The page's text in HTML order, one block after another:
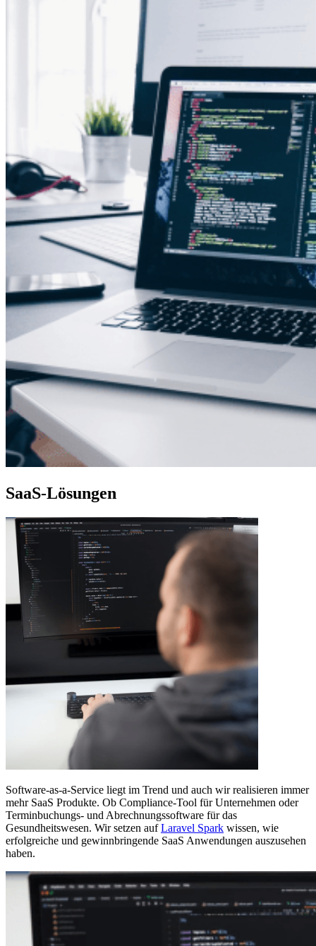
SaaS-Lösungen
Software-as-a-Service liegt im Trend und auch wir realisieren immer
mehr SaaS Produkte. Ob Compliance-Tool für Unternehmen oder
Terminbuchungs- und Abrechnungssoftware für das
Gesundheitswesen. Wir setzen aufLaravel Spark wissen, wie
erfolgreiche und gewinnbringende SaaS Anwendungen auszusehen
haben.